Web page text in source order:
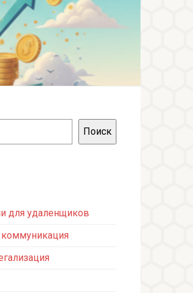
Поиск
для удаленщиков